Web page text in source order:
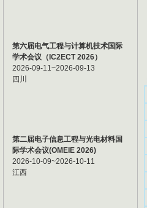
第六届电气工程与计算机技术国际
学术会议（IC2ECT 2026）
2026-09-11~2026-09-13
四川
第二届电子信息工程与光电材料国
际学术会议(OMEIE 2026)
2026-10-09~2026-10-11
江西